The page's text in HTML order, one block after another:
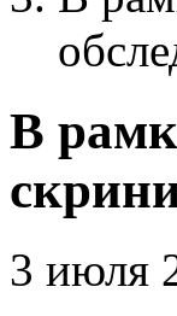
В
3 июля